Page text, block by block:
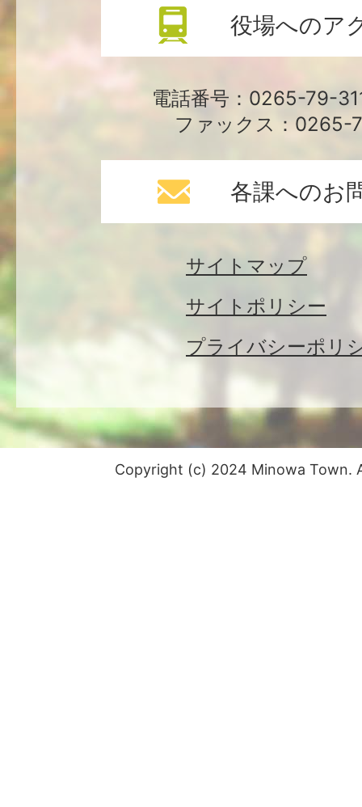
役場へのア
電話番号：0265-79-
ファックス：0265-
各課へのお
サイトマップ
サイトポリシー
プライバシーポリ
Copyright (c) 2024 Minowa Town.